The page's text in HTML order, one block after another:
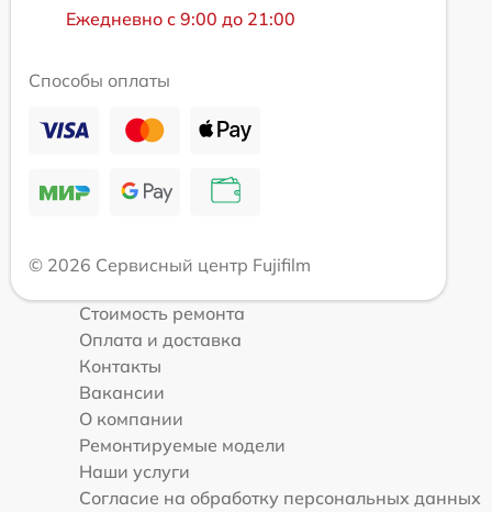
Ежедневно с 9:00 до 21:00
Способы оплаты
© 2026 Сервисный центр Fujifilm
Стоимость ремонта
Оплата и доставка
Контакты
Вакансии
О компании
Ремонтируемые модели
Наши услуги
Согласие на обработку персональных данных